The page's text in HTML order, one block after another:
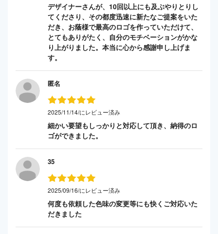
デザイナーさんが、10回以上にも及ぶやりとりし
てくださり、その都度迅速に新たなご提案をいた
だき、お蔭様で最高のロゴを作っていただけて、
とてもありがたく、自分のモチベーションがかな
り上がりました。本当に心から感謝申し上げま
す。
匿名
2025/11/14/にレビュー済み
細かい要望もしっかりと対応して頂き、納得のロ
ゴができました。
35
2025/09/16/にレビュー済み
何度も依頼した色味の変更等にも快くご対応いた
だきました